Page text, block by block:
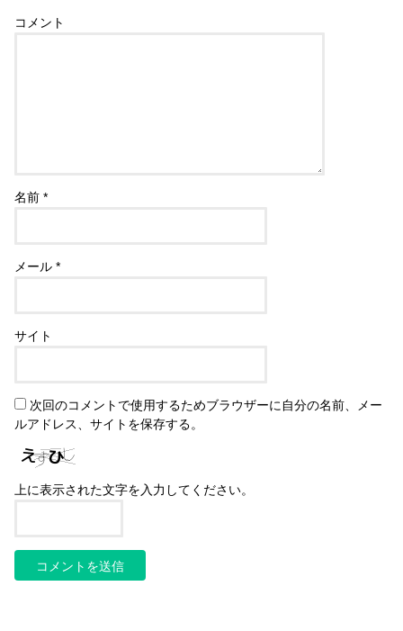
コメント
名前*
メール*
サイト
次回のコメントで使用するためブラウザーに自分の名前、メー
ルアドレス、サイトを保存する。
上に表示された文字を入力してください。